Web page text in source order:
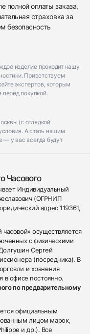
полной оплаты заказа,
страховка за
безопасность
изделие проходит нашу
Приветствуем
экспертов, которым
перед покупкой.
(с оглядкой
А стать нашим
— у вас всегда будут
Часового
Индивидуальный
(ОГРНИП
адрес 119361,
осуществляется
с физическими
Сергей
(посредника). В
и хранения
в офисе постоянно.
по предварительному
официальным
лицом марок,
и др.). Все